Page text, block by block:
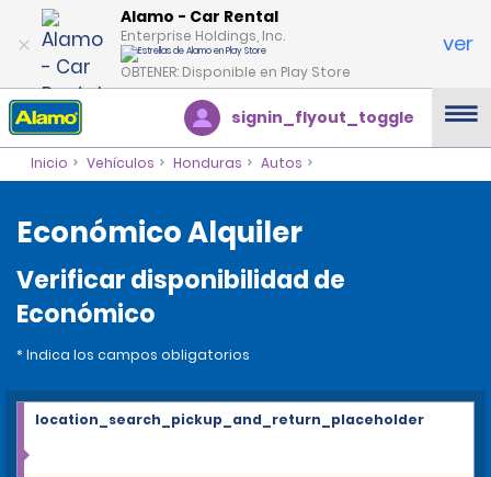
Alamo - Car Rental
Enterprise Holdings, Inc.
OBTENER: Disponible en Play Store
ver
signin_flyout_toggle
Inicio Vehículos Honduras Autos
Económico Alquiler
Verificar disponibilidad de
Económico
* Indica los campos obligatorios
location_search_pickup_and_return_placeholder